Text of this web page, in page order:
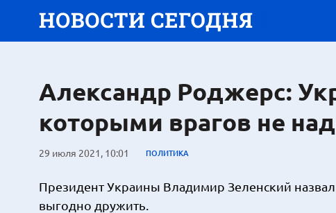
Александр Роджерс:
которыми врагов не
29 июля 2021, 10:01 ПОЛИТИКА
Президент Украины Владимир Зеленский
выгодно дружить.